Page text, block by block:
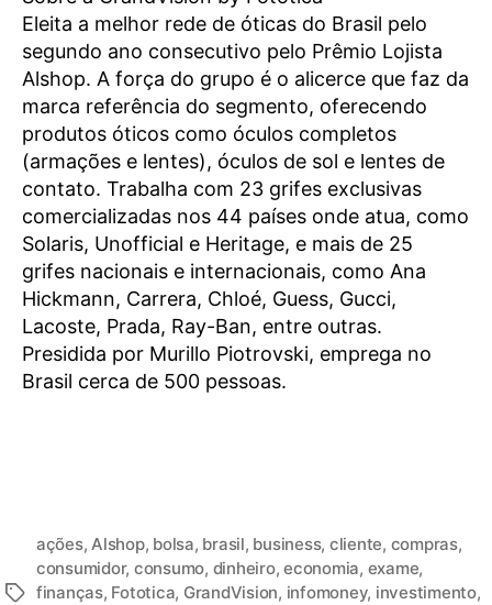
Eleita a melhor rede de óticas do Brasil pelo
segundo ano consecutivo pelo Prêmio Lojista
Alshop. A força do grupo é o alicerce que faz da
marca referência do segmento, oferecendo
produtos óticos como óculos completos
(armações e lentes), óculos de sol e lentes de
contato. Trabalha com 23 grifes exclusivas
comercializadas nos 44 países onde atua, como
Solaris, Unofficial e Heritage, e mais de 25
grifes nacionais e internacionais, como Ana
Hickmann, Carrera, Chloé, Guess, Gucci,
Lacoste, Prada, Ray-Ban, entre outras.
Presidida por Murillo Piotrovski, emprega no
Brasil cerca de 500 pessoas.
ações,Alshop, bolsa, brasil, business, cliente, compras,
consumidor, consumo, dinheiro,economia, exame,
finanças, Fototica, GrandVision, infomoney, investimento,